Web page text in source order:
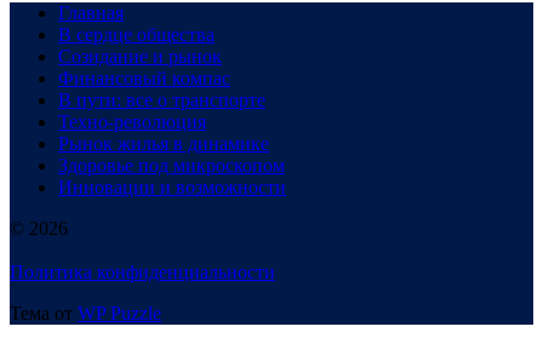
Главная
В сердце общества
Созидание и рынок
Финансовый компас
В пути: все о транспорте
Техно-революция
Рынок жилья в динамике
Здоровье под микроскопом
Инновации и возможности
© 2026
Политика конфиденциальности
Тема от WP Puzzle